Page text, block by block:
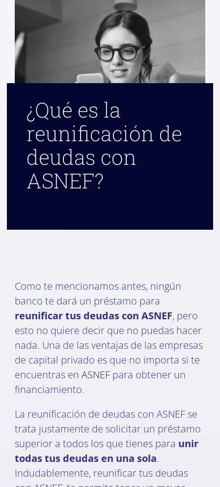
¿Qué es la
reunificación de
deudas con
ASNEF?
Como te mencionamos antes, ningún
banco te dará un préstamo para
reunificar tus deudas con ASNEF, pero
esto no quiere decir que no puedas hacer
nada. Una de las ventajas de las empresas
de capital privado es que no importa si te
encuentras en ASNEFpara obtener un
financiamiento.
La reunificación de deudas con ASNEF se
trata justamente de solicitar un préstamo
superior a todos los que tienes para unir
todas tus deudas en una sola.
Indudablemente, reunificar tus deudas